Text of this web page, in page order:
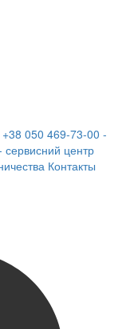
+38 050 469-73-00 -
центр
Контакты